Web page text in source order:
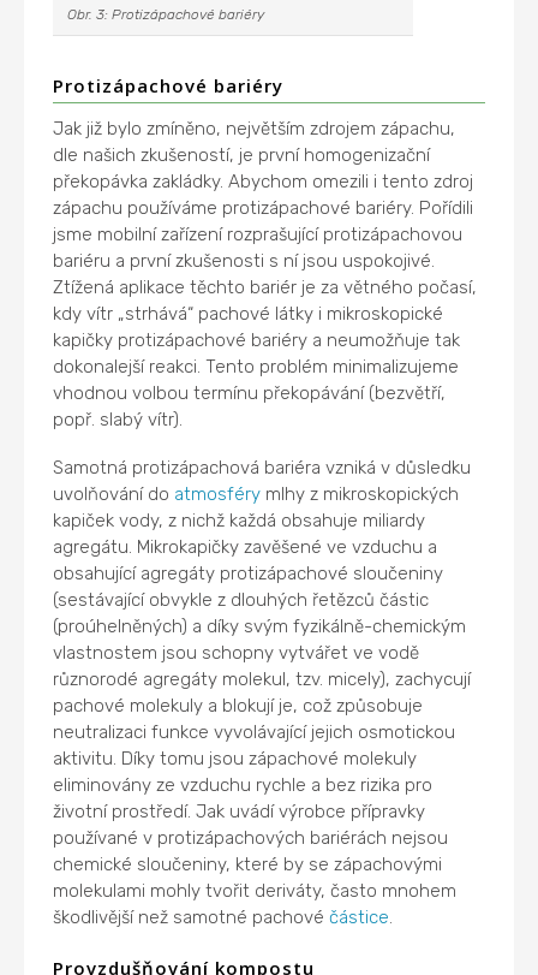
Obr. 3: Protizápachové bariéry
Protizápachové bariéry
Jak již bylo zmíněno, největším zdrojem zápachu,
dle našich zkušeností, je první homogenizační
překopávka zakládky. Abychom omezili i tento zdroj
zápachu používáme protizápachové bariéry. Pořídili
jsme mobilní zařízení rozprašující protizápachovou
bariéru a první zkušenosti s ní jsou uspokojivé.
Ztížená aplikace těchto bariér je za větného počasí,
kdy vítr „strhává“ pachové látky i mikroskopické
kapičky protizápachové bariéry a neumožňuje tak
dokonalejší reakci. Tento problém minimalizujeme
vhodnou volbou termínu překopávání (bezvětří,
popř. slabý vítr).
Samotná protizápachová bariéra vzniká v důsledku
uvolňování do atmosféry mlhy z mikroskopických
kapiček vody, z nichž každá obsahuje miliardy
agregátu. Mikrokapičky zavěšené ve vzduchu a
obsahující agregáty protizápachové sloučeniny
(sestávající obvykle z dlouhých řetězců částic
(proúhelněných) a díky svým fyzikálně-chemickým
vlastnostem jsou schopny vytvářet ve vodě
různorodé agregáty molekul, tzv. micely), zachycují
pachové molekuly a blokují je, což způsobuje
neutralizaci funkce vyvolávající jejich osmotickou
aktivitu. Díky tomu jsou zápachové molekuly
eliminovány ze vzduchu rychle a bez rizika pro
životní prostředí. Jak uvádí výrobce přípravky
používané v protizápachových bariérách nejsou
chemické sloučeniny, které by se zápachovými
molekulami mohly tvořit deriváty, často mnohem
škodlivější než samotné pachovéčástice.
Provzdušňování kompostu